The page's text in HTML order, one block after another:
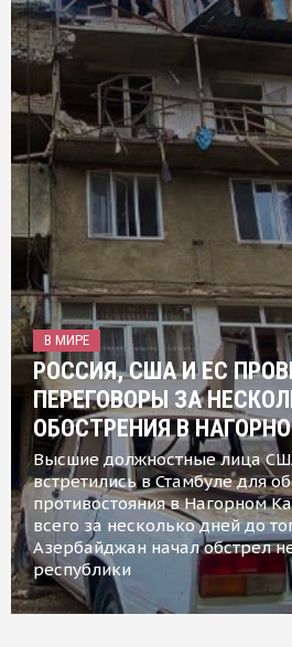
В МИРЕ
РОССИЯ, США И ЕС
ПЕРЕГОВОРЫ ЗА
ОБОСТРЕНИЯ В
Высшие должностные лица
встретились в Стамбуле для
противостояния в Нагорном
всего за несколько дней до
Азербайджан начал обстрел
республики